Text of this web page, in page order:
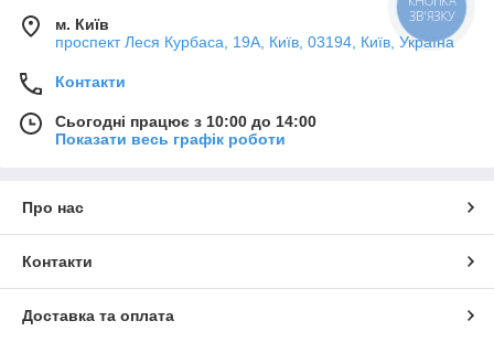
м. Київ
проспект Леся Курбаса, 19А, Київ, 03194, Київ, Україна
Контакти
Сьогодні працює з 10:00 до 14:00
Показати весь графік роботи
Про нас
Контакти
Доставка та оплата
КНОПКА
ЗВ'ЯЗКУ